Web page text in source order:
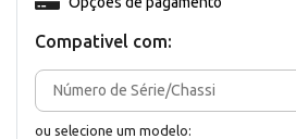
Compativel com:
ou selecione um modelo: